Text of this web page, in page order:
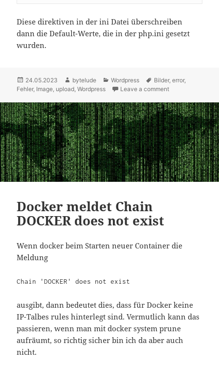
Diese direktiven in der ini Datei überschreiben
dann die Default-Werte, die in der php.ini gesetzt
wurden.
Posted
on
24.05.2023 Author
bytelude Categories
Wordpress Tags
Bilder,error,
Fehler, Image, upload,Wordpress Leave a comment
Docker meldet Chain
DOCKER does not exist
Wenn docker beim Starten neuer Container die
Meldung
Chain 'DOCKER' does not exist
ausgibt, dann bedeutet dies, dass für Docker keine
IP-Talbes rules hinterlegt sind. Vermutlich kann das
passieren, wenn man mit docker system prune
aufräumt, so richtig sicher bin ich da aber auch
nicht.